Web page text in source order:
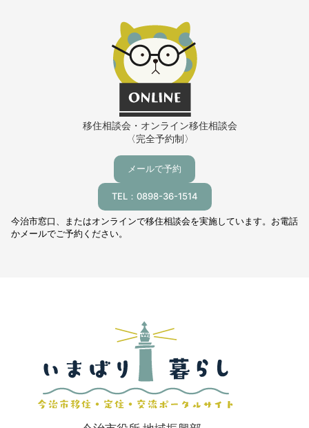
移住相談会・オンライン移住相談会
〈完全予約制〉
メールで予約
TEL：0898-36-1514
今治市窓口、またはオンラインで移住相談会を実施しています。お電話
かメールでご予約ください。